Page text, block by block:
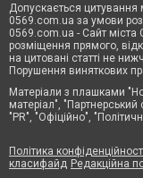
Допускається цитування
0569.com.ua за умови
0569.com.ua - Сайт міста
розміщення прямого,
на цитовані статті не
Порушення виняткових
Матеріали з плашками
матеріал", "Партнерський
"PR", "Офіційно",
Політика
класифайд Редакційна